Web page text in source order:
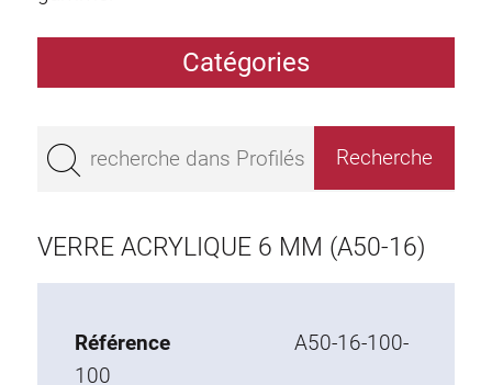
Catégories
Bestseller
Profilés base 45
Profilés base 20
VERRE ACRYLIQUE 6 MM (A50-16)
Référence
A50-16-100-
100